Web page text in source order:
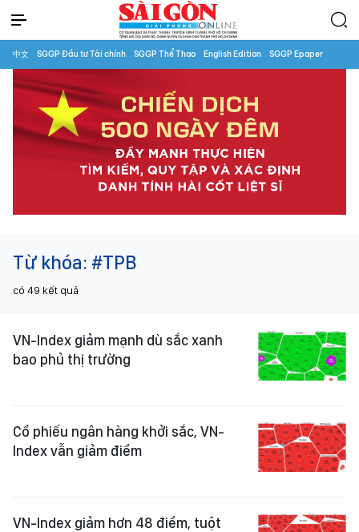
中文 SGGP Đầu tư Tài chính SGGP Thể Thao English Edition SGGP Epaper
Từ khóa: #TPB
có 49 kết quả
VN-Index giảm mạnh dù sắc xanh
bao phủ thị trường
Cổ phiếu ngân hàng khởi sắc, VN-
Index vẫn giảm điểm
VN-Index giảm hơn 48 điểm, tuột